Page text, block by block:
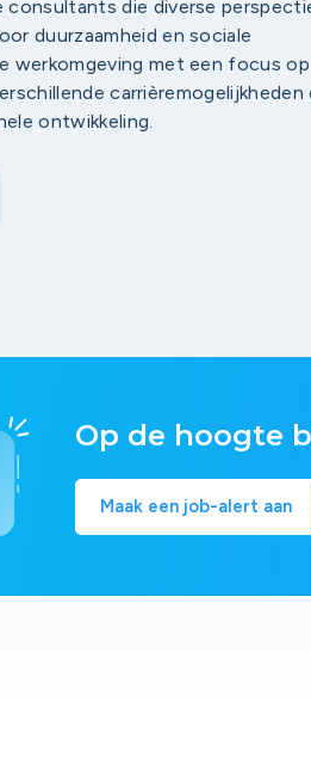
die diverse
duurzaamheid en sociale
werkomgeving met een focus op
carrièremogelijkheden
ontwikkeling.
Op de hoogte
Maak een job-alert aan